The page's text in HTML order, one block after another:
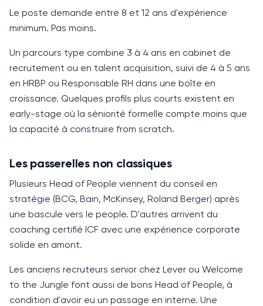
Le poste demande entre 8 et 12 ans d'expérience
minimum. Pas moins.
Un parcours type combine 3 à 4 ans en cabinet de
recrutement ou en talent acquisition, suivi de 4 à 5 ans
en HRBP ou Responsable RH dans une boîte en
croissance. Quelques profils plus courts existent en
early-stage où la séniorité formelle compte moins que
la capacité à construire from scratch.
Les passerelles non classiques
Plusieurs Head of People viennent du conseil en
stratégie (BCG, Bain, McKinsey, Roland Berger) après
une bascule vers le people. D'autres arrivent du
coaching certifié ICF avec une expérience corporate
solide en amont.
Les anciens recruteurs senior chez Lever ou Welcome
to the Jungle font aussi de bons Head of People, à
condition d'avoir eu un passage en interne. Une